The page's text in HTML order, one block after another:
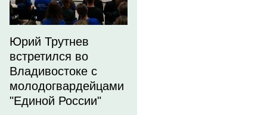
Юрий Трутнев
встретился во
Владивостоке с
молодогвардейцами
"Единой России"